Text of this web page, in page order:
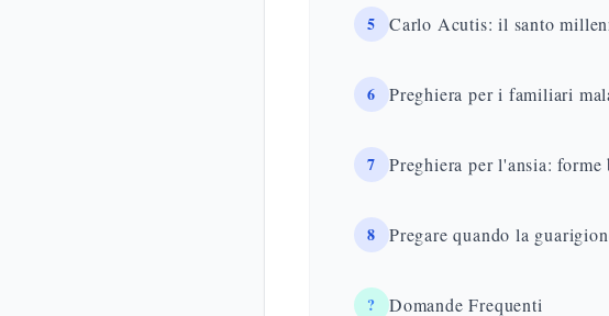
5 Carlo Acutis: il santo
6 Preghiera per i familiari
7 Preghiera per l'ansia:
8 Pregare quando la
? Domande Frequenti